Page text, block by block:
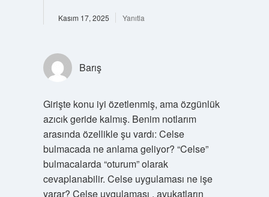
Kasım 17, 2025 Yanıtla
Barış
Girişte konu iyi özetlenmiş, ama özgünlük
azıcık geride kalmış. Benim notlarım
arasında özellikle şu vardı: Celse
bulmacada ne anlama geliyor? “Celse”
bulmacalarda “oturum” olarak
cevaplanabilir. Celse uygulaması ne işe
yarar? Celse uygulaması , avukatların